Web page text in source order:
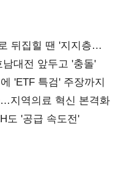
뒤집힐 땐 '지지층
대전 앞두고 '충돌'
'ETF 특검' 주장까지
지역의료 혁신 본격화
도 '공급 속도전'